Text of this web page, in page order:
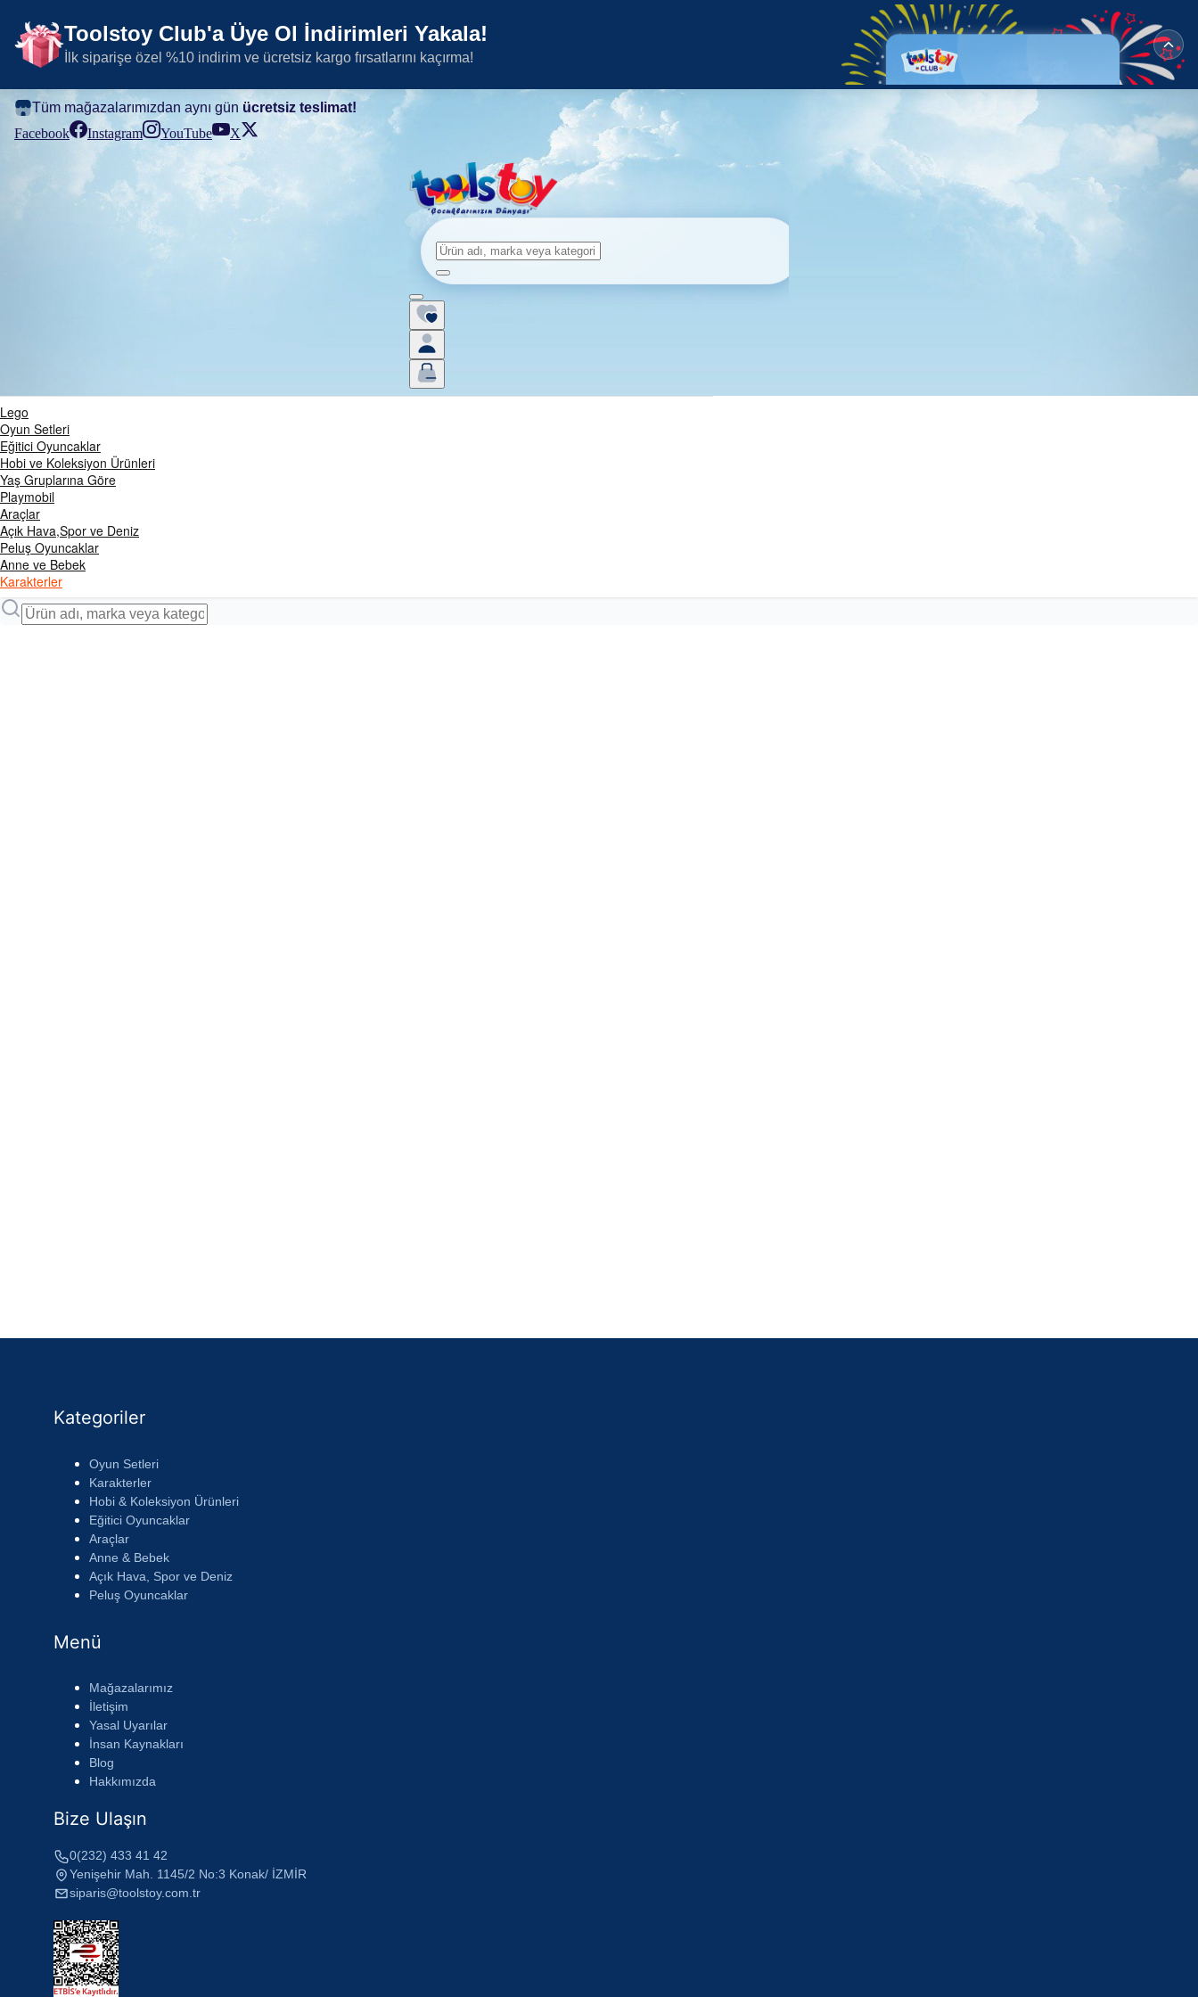
Toolstoy Club'a Üye Ol İndirimleri Yakala!
İlk siparişe özel %10 indirim ve ücretsiz kargo fırsatlarını kaçırma!
Tüm mağazalarımızdan aynı gün ücretsiz teslimat!
Facebook
Instagram YouTube X
Lego
Oyun Setleri
Eğitici Oyuncaklar
Hobi ve Koleksiyon Ürünleri
Yaş Gruplarına Göre
Playmobil
Araçlar
Açık Hava,Spor ve Deniz
Peluş Oyuncaklar
Anne ve Bebek
Karakterler
Kategoriler
Oyun Setleri
Karakterler
Hobi & Koleksiyon Ürünleri
Eğitici Oyuncaklar
Araçlar
Anne & Bebek
Açık Hava, Spor ve Deniz
Peluş Oyuncaklar
Menü
Mağazalarımız
İletişim
Yasal Uyarılar
İnsan Kaynakları
Blog
Hakkımızda
Bize Ulaşın
0(232) 433 41 42
Yenişehir Mah. 1145/2 No:3 Konak/ İZMİR
siparis@toolstoy.com.tr